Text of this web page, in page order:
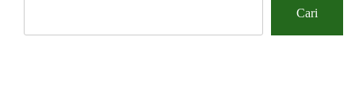
Cari